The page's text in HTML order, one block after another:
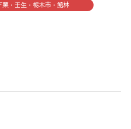
栗・壬生・栃木市・館林